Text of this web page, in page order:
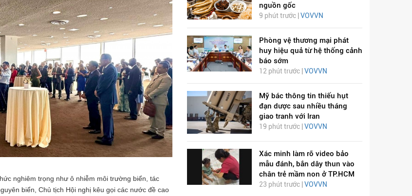
nghiêm trọng như ô nhiễm môi trường biển, tác
biển, Chủ tịch Hội nghị kêu gọi các nước đề cao
nguồn gốc
9 phút trước | VOVVN
Phòng vệ thương mại phát
huy hiệu quả từ hệ thống cảnh
báo sớm
12 phút trước | VOVVN
Mỹ bác thông tin thiếu hụt
đạn dược sau nhiều tháng
giao tranh với Iran
19 phút trước | VOVVN
Xác minh làm rõ video bảo
mẫu đánh, bắn dây thun vào
chân trẻ mầm non ở TP.HCM
23 phút trước | VOVVN